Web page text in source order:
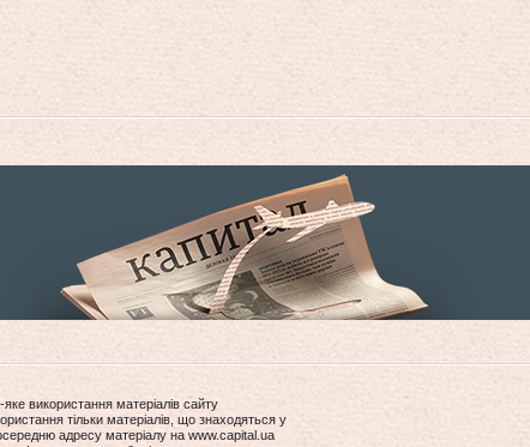
використання матеріалів сайту
тільки матеріалів, що знаходяться у
адресу матеріалу на www.capital.ua